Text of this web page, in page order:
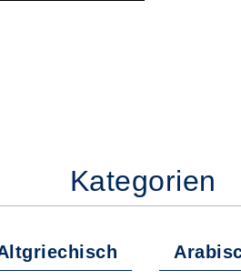
Kategorien